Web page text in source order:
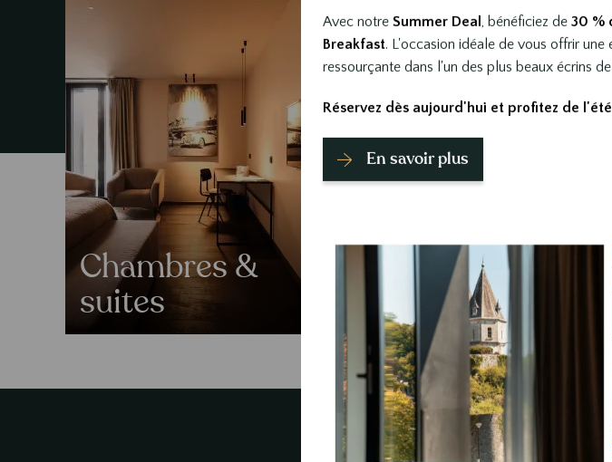
Chambres &
suites
Offres
Avec notre Summer Deal , bénéficiez de 30 %
Breakfast. L'occasion idéale de vous offrir
ressourçante dans l'un des plus beaux écrins
Réservez dès aujourd'hui et profitez de
En savoir plus